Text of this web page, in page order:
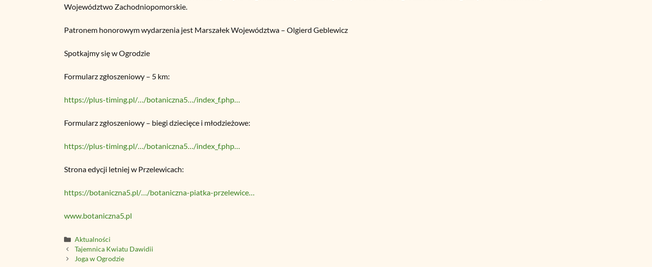
Województwo Zachodniopomorskie.
Patronem honorowym wydarzenia jest Marszałek Województwa – Olgierd Geblewicz
Spotkajmy się w Ogrodzie
Formularz zgłoszeniowy – 5 km:
https://plus-timing.pl/…/botaniczna5…/index_f.php…
Formularz zgłoszeniowy – biegi dziecięce i młodzieżowe:
https://plus-timing.pl/…/botaniczna5…/index_f.php…
Strona edycji letniej w Przelewicach:
https://botaniczna5.pl/…/botaniczna-piatka-przelewice…
www.botaniczna5.pl
Kategorie
Aktualności
Tajemnica Kwiatu Dawidii
Joga w Ogrodzie